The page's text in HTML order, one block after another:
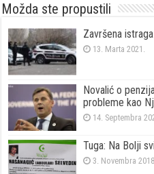
Možda ste propustili
Završena
13. Marta 2021.
Novalić o
probleme kao
14. Septembra
Tuga: Na Bolji
3. Novembra 2018.